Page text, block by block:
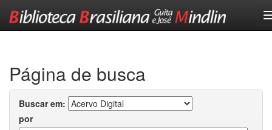
Página de busca
Buscar em:
por